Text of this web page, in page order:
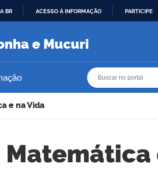
O
BR ACESSO À INFORMAÇÃO PARTICIPE
e Mucuri
e na Vida
Matemática